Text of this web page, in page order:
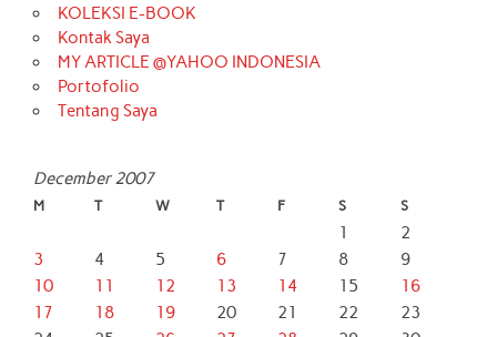
KOLEKSI E-BOOK
Kontak Saya
MY ARTICLE @YAHOO INDONESIA
Portofolio
Tentang Saya
December 2007
M T W T F S S
1
2
3
4 5 6 7 8
9
10
11 12 13 14 15
16
17
18 19 20 21 22
23